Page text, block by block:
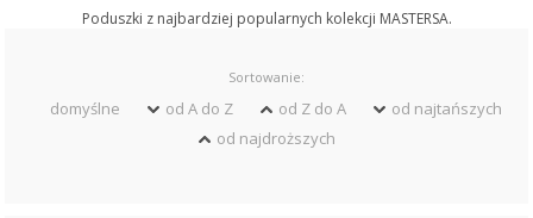
Poduszki z najbardziej popularnych kolekcji MASTERSA.
Sortowanie:
domyślne od A do Z od Z do A
od najtańszych
od najdroższych